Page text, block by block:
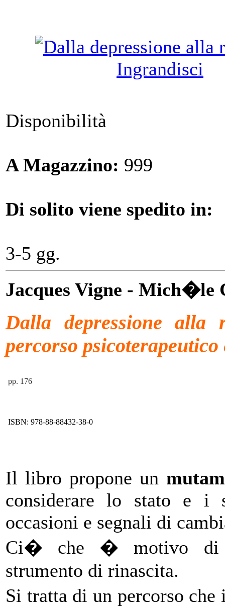
Ingrandisci
Disponibilità
A Magazzino: 999
Di solito viene spedito in:
3-5 gg.
Jacques Vigne - Mich�le
Dalla depressione
percorso
pp. 176
ISBN: 978-88-88432-38-0
Il libro propone un
considerare lo stato e i
occasioni e segnali di
Ci� che � motivo di
strumento di rinascita.
Si tratta di un percorso